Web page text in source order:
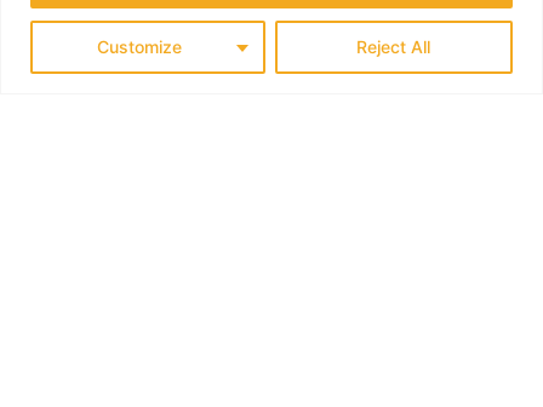
Customize Reject All
THElatest news